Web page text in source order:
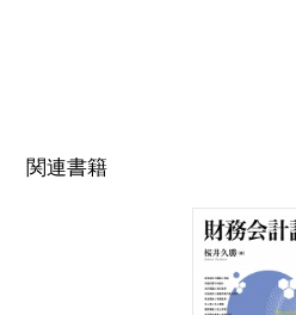
関連書籍